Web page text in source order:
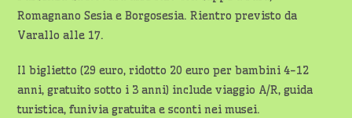
Romagnano Sesia e Borgosesia. Rientro previsto da
Varallo alle 17.
Il biglietto (29 euro, ridotto 20 euro per bambini 4-12
anni, gratuito sotto i 3 anni) include viaggio A/R, guida
turistica, funivia gratuita e sconti nei musei.